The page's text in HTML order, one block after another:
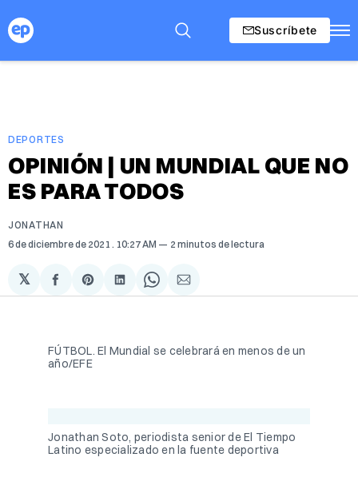
Suscríbete
DEPORTES
OPINIÓN | UN MUNDIAL QUE NO
ES PARA TODOS
JONATHAN
6 de diciembre de 2021 . 10:27 AM 2 minutos de lectura
𝕏
Compartir
en
Share
on
Compartir
en
Share
on
Compartir
via
FÚTBOL. El Mundial se celebrará en menos de un
año/EFE
Jonathan Soto, periodista senior de El Tiempo
Latino especializado en la fuente deportiva